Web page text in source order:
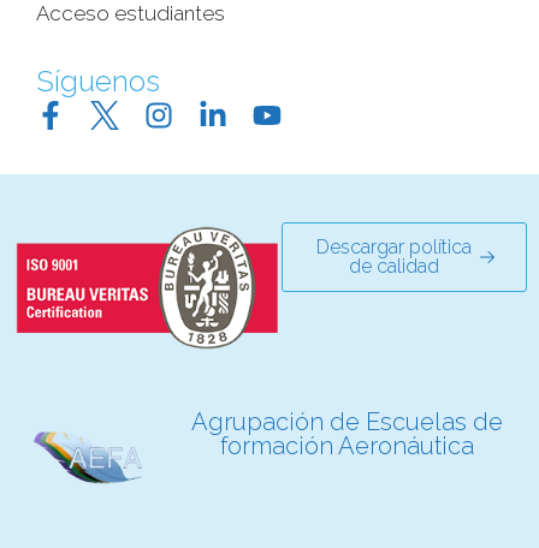
Acceso estudiantes
Síguenos
Descargar política
de calidad
Agrupación de Escuelas de
formación Aeronáutica